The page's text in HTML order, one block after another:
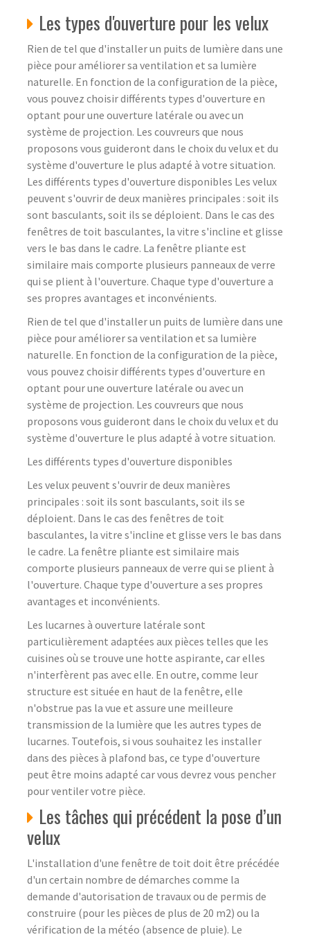
Les types d'ouverture pour les velux
Rien de tel que d'installer un puits de lumière dans une
pièce pour améliorer sa ventilation et sa lumière
naturelle. En fonction de la configuration de la pièce,
vous pouvez choisir différents types d'ouverture en
optant pour une ouverture latérale ou avec un
système de projection. Les couvreurs que nous
proposons vous guideront dans le choix du velux et du
système d'ouverture le plus adapté à votre situation.
Les différents types d'ouverture disponibles Les velux
peuvent s'ouvrir de deux manières principales : soit ils
sont basculants, soit ils se déploient. Dans le cas des
fenêtres de toit basculantes, la vitre s'incline et glisse
vers le bas dans le cadre. La fenêtre pliante est
similaire mais comporte plusieurs panneaux de verre
qui se plient à l'ouverture. Chaque type d'ouverture a
ses propres avantages et inconvénients.
Rien de tel que d'installer un puits de lumière dans une
pièce pour améliorer sa ventilation et sa lumière
naturelle. En fonction de la configuration de la pièce,
vous pouvez choisir différents types d'ouverture en
optant pour une ouverture latérale ou avec un
système de projection. Les couvreurs que nous
proposons vous guideront dans le choix du velux et du
système d'ouverture le plus adapté à votre situation.
Les différents types d'ouverture disponibles
Les velux peuvent s'ouvrir de deux manières
principales : soit ils sont basculants, soit ils se
déploient. Dans le cas des fenêtres de toit
basculantes, la vitre s'incline et glisse vers le bas dans
le cadre. La fenêtre pliante est similaire mais
comporte plusieurs panneaux de verre qui se plient à
l'ouverture. Chaque type d'ouverture a ses propres
avantages et inconvénients.
Les lucarnes à ouverture latérale sont
particulièrement adaptées aux pièces telles que les
cuisines où se trouve une hotte aspirante, car elles
n'interfèrent pas avec elle. En outre, comme leur
structure est située en haut de la fenêtre, elle
n'obstrue pas la vue et assure une meilleure
transmission de la lumière que les autres types de
lucarnes. Toutefois, si vous souhaitez les installer
dans des pièces à plafond bas, ce type d'ouverture
peut être moins adapté car vous devrez vous pencher
pour ventiler votre pièce.
Les tâches qui précédent la pose d’un
velux
L'installation d'une fenêtre de toit doit être précédée
d'un certain nombre de démarches comme la
demande d'autorisation de travaux ou de permis de
construire (pour les pièces de plus de 20 m2) ou la
vérification de la météo (absence de pluie). Le